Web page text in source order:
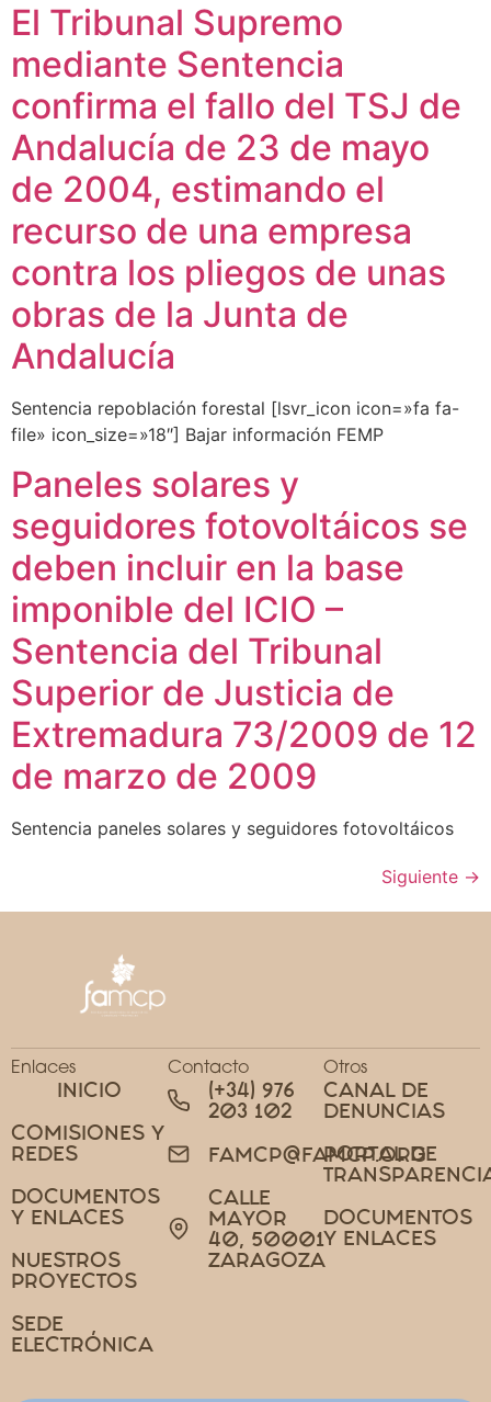
El Tribunal Supremo
mediante Sentencia
confirma el fallo del TSJ de
Andalucía de 23 de mayo
de 2004, estimando el
recurso de una empresa
contra los pliegos de unas
obras de la Junta de
Andalucía
Sentencia repoblación forestal [lsvr_icon icon=»fa fa-
file» icon_size=»18″] Bajar información FEMP
Paneles solares y
seguidores fotovoltáicos se
deben incluir en la base
imponible del ICIO –
Sentencia del Tribunal
Superior de Justicia de
Extremadura 73/2009 de 12
de marzo de 2009
Sentencia paneles solares y seguidores fotovoltáicos
Siguiente →
Enlaces
INICIO
COMISIONES Y
REDES
DOCUMENTOS
Y ENLACES
NUESTROS
PROYECTOS
SEDE
ELECTRÓNICA
Contacto
(+34) 976
203 102
FAMCP@FAMCP.ORG
CALLE
MAYOR
40, 50001
ZARAGOZA
Otros
CANAL DE
DENUNCIAS
PORTAL DE
DOCUMENTOS
Y ENLACES